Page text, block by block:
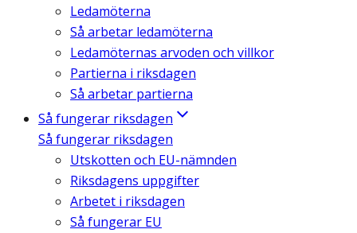
Ledamöterna
Så arbetar ledamöterna
Ledamöternas arvoden och villkor
Partierna i riksdagen
Så arbetar partierna
Så fungerar riksdagen
Så fungerar riksdagen
Utskotten och EU-nämnden
Riksdagens uppgifter
Arbetet i riksdagen
Så fungerar EU